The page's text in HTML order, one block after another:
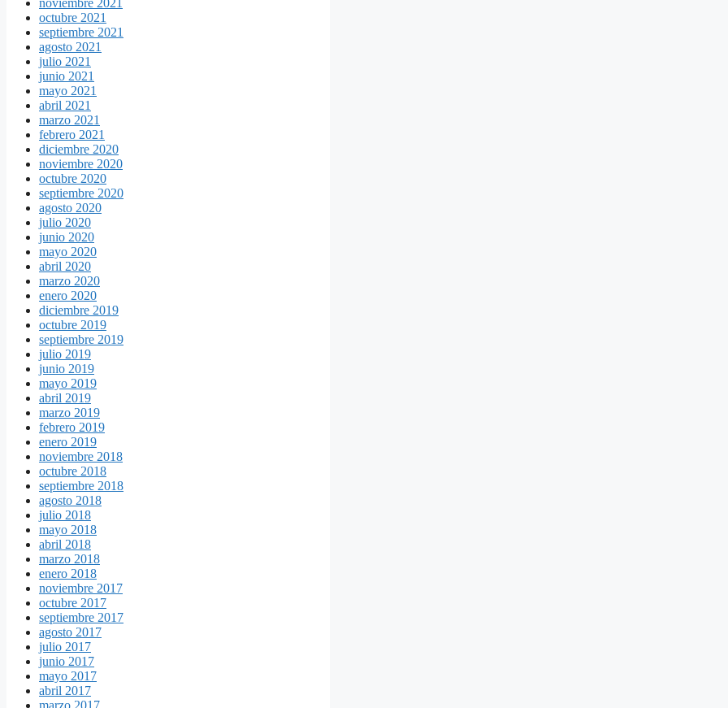
octubre 2021
septiembre 2021
agosto 2021
julio 2021
junio 2021
mayo 2021
abril 2021
marzo 2021
febrero 2021
diciembre 2020
noviembre 2020
octubre 2020
septiembre 2020
agosto 2020
julio 2020
junio 2020
mayo 2020
abril 2020
marzo 2020
enero 2020
diciembre 2019
octubre 2019
septiembre 2019
julio 2019
junio 2019
mayo 2019
abril 2019
marzo 2019
febrero 2019
enero 2019
noviembre 2018
octubre 2018
septiembre 2018
agosto 2018
julio 2018
mayo 2018
abril 2018
marzo 2018
enero 2018
noviembre 2017
octubre 2017
septiembre 2017
agosto 2017
julio 2017
junio 2017
mayo 2017
abril 2017
marzo 2017